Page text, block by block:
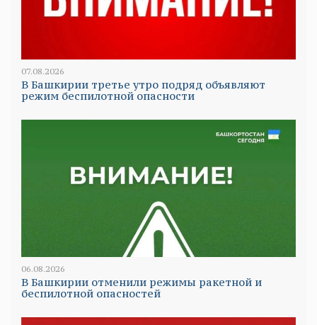
07.08.2026
В Башкирии третье утро подряд объявляют
режим беспилотной опасности
06.08.2026
В Башкирии отменили режимы ракетной и
беспилотной опасностей